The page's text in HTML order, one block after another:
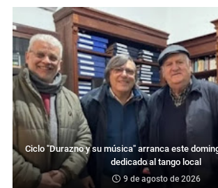
Ciclo "Durazno y su música" arranca este
dedicado al tango local
9 de agosto de 2026